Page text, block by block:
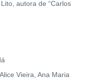
autora de “Carlos
Vieira, Ana Maria